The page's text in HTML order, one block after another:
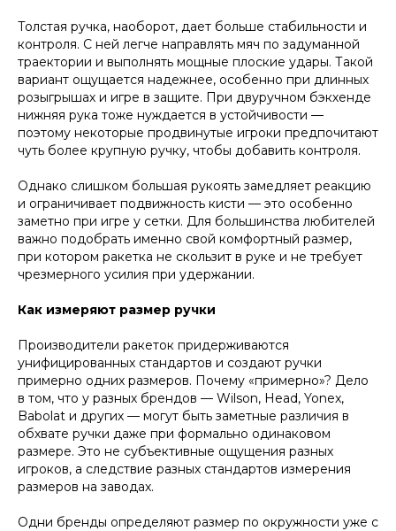
Толстая ручка, наоборот, дает больше стабильности и
контроля. С ней легче направлять мяч по задуманной
траектории и выполнять мощные плоские удары. Такой
вариант ощущается надежнее, особенно при длинных
розыгрышах и игре в защите. При двуручном бэкхенде
нижняя рука тоже нуждается в устойчивости —
поэтому некоторые продвинутые игроки предпочитают
чуть более крупную ручку, чтобы добавить контроля.
Однако слишком большая рукоять замедляет реакцию
и ограничивает подвижность кисти — это особенно
заметно при игре у сетки. Для большинства любителей
важно подобрать именно свой комфортный размер,
при котором ракетка не скользит в руке и не требует
чрезмерного усилия при удержании.
Как измеряют размер ручки
Производители ракеток придерживаются
унифицированных стандартов и создают ручки
примерно одних размеров. Почему «примерно»? Дело
в том, что у разных брендов — Wilson, Head, Yonex,
Babolat и других — могут быть заметные различия в
обхвате ручки даже при формально одинаковом
размере. Это не субъективные ощущения разных
игроков, а следствие разных стандартов измерения
размеров на заводах.
Одни бренды определяют размер по окружности уже с